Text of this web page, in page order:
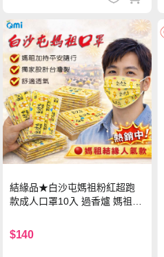
結緣品★白沙屯媽祖粉紅超跑
款成人口罩10入 過香爐 媽祖加
$140